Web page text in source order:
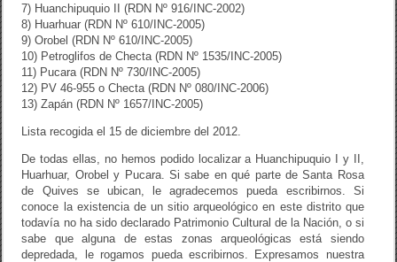
7) Huanchipuquio II (RDN Nº 916/INC-2002)
8) Huarhuar (RDN Nº 610/INC-2005)
9) Orobel (RDN Nº 610/INC-2005)
10) Petroglifos de Checta (RDN Nº 1535/INC-2005)
11) Pucara (RDN Nº 730/INC-2005)
12) PV 46-955 o Checta (RDN Nº 080/INC-2006)
13) Zapán (RDN Nº 1657/INC-2005)
Lista recogida el 15 de diciembre del 2012.
De todas ellas, no hemos podido localizar a Huanchipuquio I y II,
Huarhuar, Orobel y Pucara. Si sabe en qué parte de Santa Rosa
de Quives se ubican, le agradecemos pueda escribirnos. Si
conoce la existencia de un sitio arqueológico en este distrito que
todavía no ha sido declarado Patrimonio Cultural de la Nación, o si
sabe que alguna de estas zonas arqueológicas está siendo
depredada, le rogamos pueda escribirnos. Expresamos nuestra